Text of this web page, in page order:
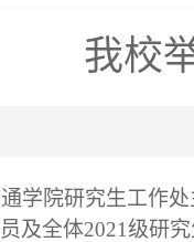
我校
学院研究生工作
及全体2021级研